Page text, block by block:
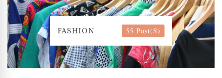
FASHION 55 Post(s)